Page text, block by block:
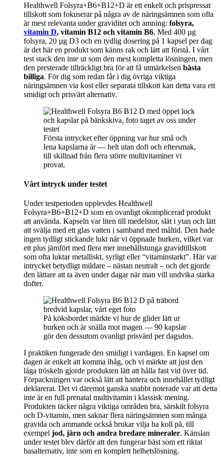
Healthwell Folsyra+B6+B12+D är ett enkelt och prispressat
tillskott som fokuserar på några av de näringsämnen som ofta
är mest relevanta under graviditet och amning: folsyra,
vitamin D, vitamin B12 och vitamin B6. Med 400 µg
folsyra, 20 µg D3 och en tydlig dosering på 1 kapsel per dag
är det här en produkt som känns rak och lätt att förstå. I vårt
test stack den inte ut som den mest kompletta lösningen, men
den presterade tillräckligt bra för att få utmärkelsen bästa
billiga. För dig som redan får i dig övriga viktiga
näringsämnen via kost eller separata tillskott kan detta vara ett
smidigt och prisvärt alternativ.
Första intrycket efter öppning var hur små och
lena kapslarna är — helt utan doft och eftersmak,
till skillnad från flera större multivitaminer vi
provat.
Vårt intryck under testet
Under testperioden upplevdes Healthwell
Folsyra+B6+B12+D som en ovanligt okomplicerad produkt
att använda. Kapseln var liten till medelstor, slät i ytan och lätt
att svälja med ett glas vatten i samband med måltid. Den hade
ingen tydligt stickande lukt när vi öppnade burken, vilket var
ett plus jämfört med flera mer innehållstunga gravidtillskott
som ofta luktar metalliskt, syrligt eller “vitaminstarkt”. Här var
intrycket betydligt mildare – nästan neutralt – och det gjorde
den lättare att ta även under dagar när man vill undvika starka
dofter.
På köksbordet märkte vi hur de glider lätt ur
burken och är snälla mot magen — 90 kapslar
gör den dessutom ovanligt prisvärd per dagsdos.
I praktiken fungerade den smidigt i vardagen. En kapsel om
dagen är enkelt att komma ihåg, och vi märkte att just den
låga tröskeln gjorde produkten lätt att hålla fast vid över tid.
Förpackningen var också lätt att hantera och innehållet tydligt
deklarerat. Det vi däremot ganska snabbt noterade var att detta
inte är en full prenatal multivitamin i klassisk mening.
Produkten täcker några viktiga områden bra, särskilt folsyra
och D-vitamin, men saknar flera näringsämnen som många
gravida och ammande också brukar vilja ha koll på, till
exempel jod, järn och andra bredare mineraler. Känslan
under testet blev därför att den fungerar bäst som ett riktat
basalternativ, inte som en komplett helhetslösning.